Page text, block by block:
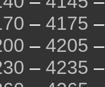
– 4175 –
– 4205 –
– 4235 –